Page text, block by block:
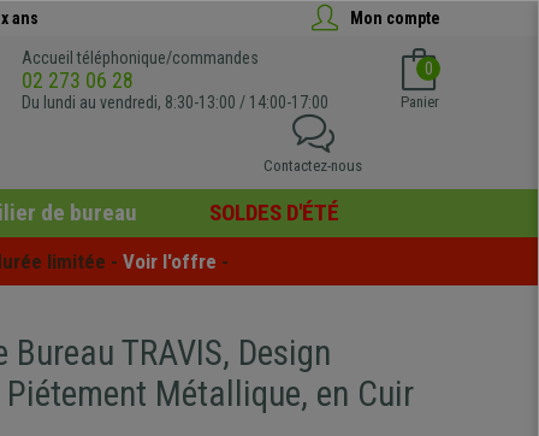
ans Mon compte
Accueil téléphonique/commandes
02 273 06 28
Du lundi au vendredi, 8:30-13:00 / 14:00-17:00
0
Panier
Contactez-nous
de bureau SOLDES D'ÉTÉ
limitée - Voir l'offre -
Bureau TRAVIS, Design
Piétement Métallique, en Cuir